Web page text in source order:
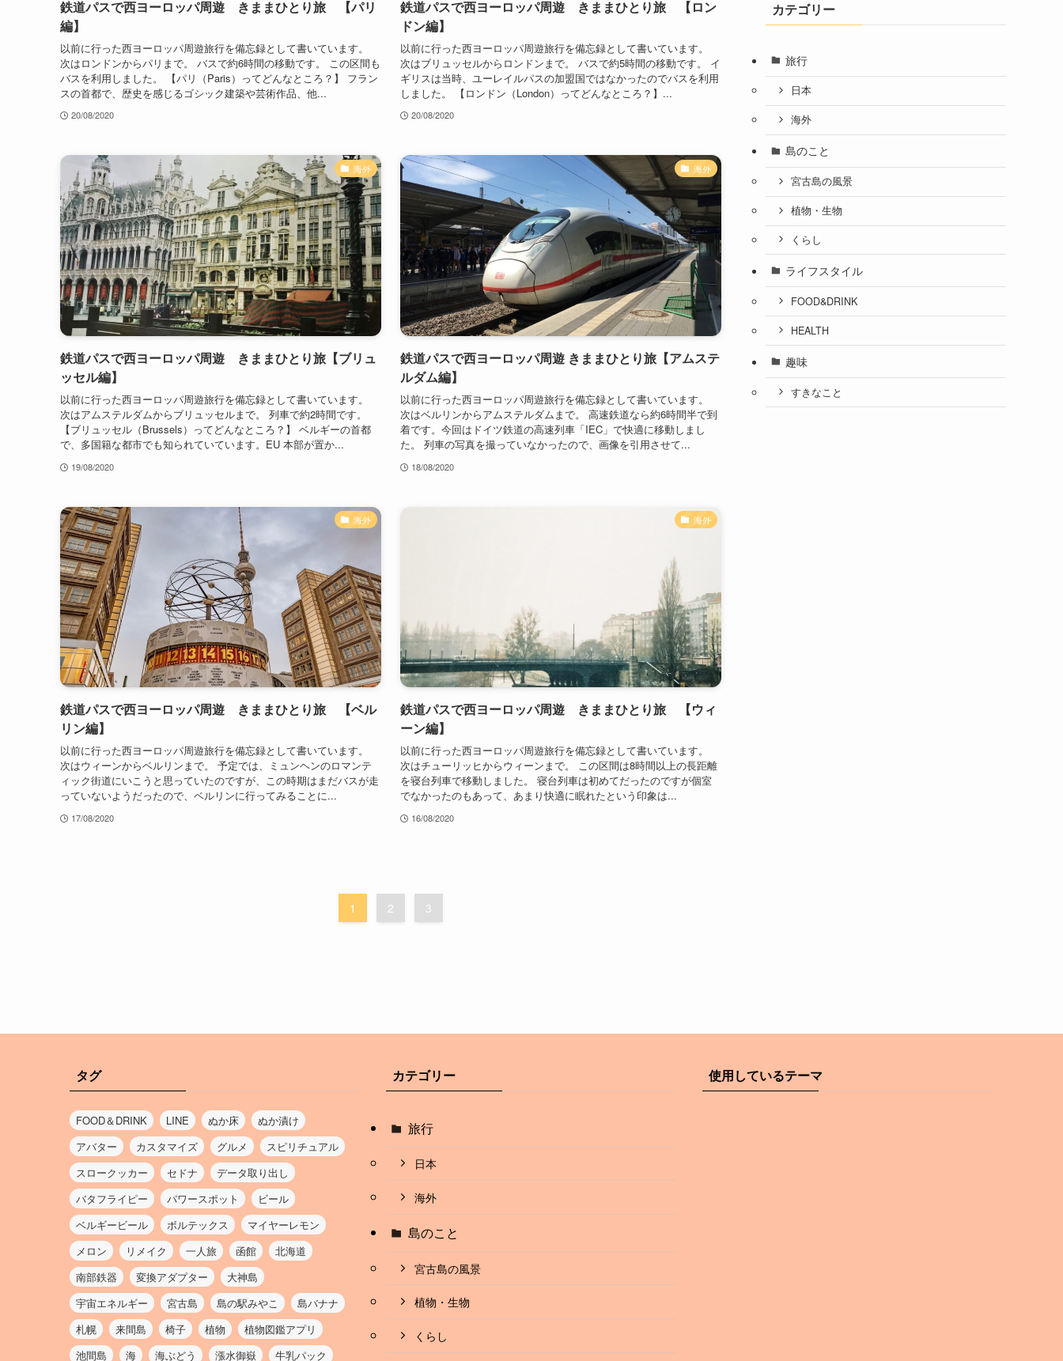
鉄道パスで西ヨーロッパ周遊 きままひとり旅 【パリ
編】
以前に行った西ヨーロッパ周遊旅行を備忘録として書いています。
次はロンドンからパリまで。 バスで約6時間の移動です。 この区間も
バスを利用しました。 【パリ（Paris）ってどんなところ？】 フラン
スの首都で、歴史を感じるゴシック建築や芸術作品、他...
20/08/2020
鉄道パスで西ヨーロッパ周遊 きままひとり旅 【ロン
ドン編】
以前に行った西ヨーロッパ周遊旅行を備忘録として書いています。
次はブリュッセルからロンドンまで。 バスで約5時間の移動です。 イ
ギリスは当時、ユーレイルパスの加盟国ではなかったのでバスを利用
しました。 【ロンドン（London）ってどんなところ？】...
20/08/2020
海外
鉄道パスで西ヨーロッパ周遊 きままひとり旅【ブリュ
ッセル編】
以前に行った西ヨーロッパ周遊旅行を備忘録として書いています。
次はアムステルダムからブリュッセルまで。 列車で約2時間です。
【ブリュッセル（Brussels）ってどんなところ？】 ベルギーの首都
で、多国籍な都市でも知られていています。EU 本部が置か...
19/08/2020
海外
鉄道パスで西ヨーロッパ周遊 きままひとり旅【アムステ
ルダム編】
以前に行った西ヨーロッパ周遊旅行を備忘録として書いています。
次はベルリンからアムステルダムまで。 高速鉄道なら約6時間半で到
着です。今回はドイツ鉄道の高速列車「IEC」で快適に移動しまし
た。 列車の写真を撮っていなかったので、画像を引用させて...
18/08/2020
海外
鉄道パスで西ヨーロッパ周遊 きままひとり旅 【ベル
リン編】
以前に行った西ヨーロッパ周遊旅行を備忘録として書いています。
次はウィーンからベルリンまで。 予定では、ミュンヘンのロマンテ
ィック街道にいこうと思っていたのですが、この時期はまだバスが走
っていないようだったので、ベルリンに行ってみることに...
17/08/2020
海外
鉄道パスで西ヨーロッパ周遊 きままひとり旅 【ウィ
ーン編】
以前に行った西ヨーロッパ周遊旅行を備忘録として書いています。
次はチューリッヒからウィーンまで。 この区間は8時間以上の長距離
を寝台列車で移動しました。 寝台列車は初めてだったのですが個室
でなかったのもあって、あまり快適に眠れたという印象は...
16/08/2020
1 2 3
カテゴリー
旅行
日本
海外
島のこと
宮古島の風景
植物・生物
くらし
ライフスタイル
FOOD&DRINK
HEALTH
趣味
すきなこと
タグ
FOOD＆DRINK LINE ぬか床
ぬか漬け
アバター
カスタマイズ グルメ
スピリチュアル
スロークッカー
セドナ
データ取り出し
バタフライピー
パワースポット
ビール
ベルギービール
ボルテックス
マイヤーレモン
メロン
リメイク 一人旅 函館
北海道
南部鉄器
変換アダプター
大神島
宇宙エネルギー
宮古島 島の駅みやこ
島バナナ
札幌
来間島 椅子 植物
植物図鑑アプリ
池間島
海 海ぶどう 漲水御嶽 牛乳パック
カテゴリー
旅行
日本
海外
島のこと
宮古島の風景
植物・生物
くらし
使用しているテーマ